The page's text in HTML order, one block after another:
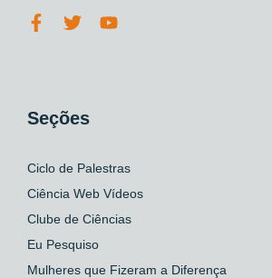
Seções
Ciclo de Palestras
Ciência Web Vídeos
Clube de Ciências
Eu Pesquiso
Mulheres que Fizeram a Diferença